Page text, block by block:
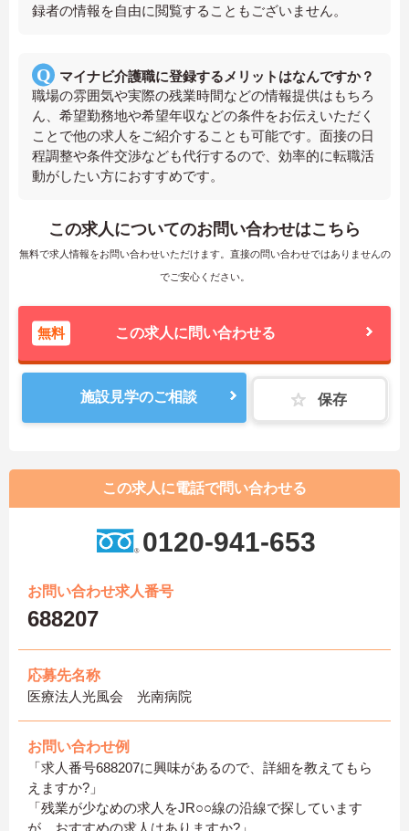
録者の情報を自由に閲覧することもございません。
マイナビ介護職に登録するメリットはなんですか？
職場の雰囲気や実際の残業時間などの情報提供はもちろ
ん、希望勤務地や希望年収などの条件をお伝えいただく
ことで他の求人をご紹介することも可能です。面接の日
程調整や条件交渉なども代行するので、効率的に転職活
動がしたい方におすすめです。
この求人についてのお問い合わせはこちら
無料で求人情報をお問い合わせいただけます。直接の問い合わせではありませんの
でご安心ください。
無料 この求人に問い合わせる
施設見学のご相談 保存
この求人に電話で問い合わせる
0120-941-653
お問い合わせ求人番号
688207
応募先名称
医療法人光風会 光南病院
お問い合わせ例
「求人番号688207に興味があるので、詳細を教えてもら
えますか?」
「残業が少なめの求人をJR○○線の沿線で探しています
が、おすすめの求人はありますか?」